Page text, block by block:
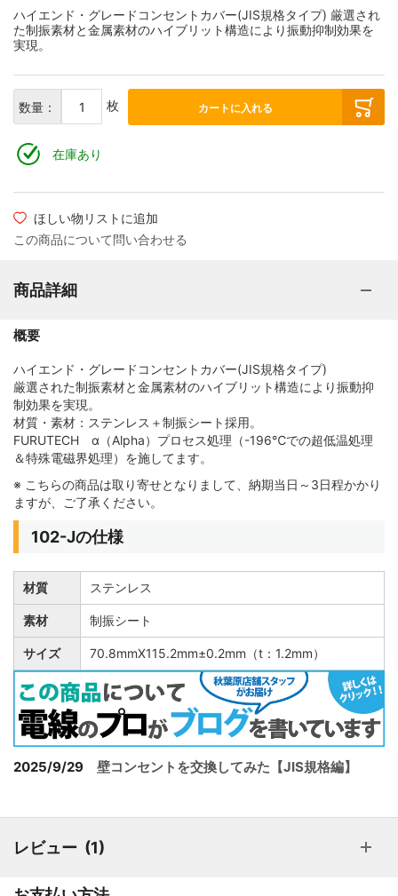
ハイエンド・グレードコンセントカバー(JIS規格タイプ) 厳選され
た制振素材と金属素材のハイブリット構造により振動抑制効果を
実現。
数量： 枚 カートに入れる
在庫あり
ほしい物リストに追加
この商品について問い合わせる
商品詳細
概要
ハイエンド・グレードコンセントカバー(JIS規格タイプ)
厳選された制振素材と金属素材のハイブリット構造により振動抑
制効果を実現。
材質・素材：ステンレス＋制振シート採用。
FURUTECH α（Alpha）プロセス処理（-196℃での超低温処理
＆特殊電磁界処理）を施してます。
※ こちらの商品は取り寄せとなりまして、納期当日～3日程かかり
ますが、ご了承ください。
102-Jの仕様
材質 ステンレス
素材 制振シート
サイズ 70.8mmX115.2mm±0.2mm（t：1.2mm）
2025/9/29 壁コンセントを交換してみた【JIS規格編】
レビュー 1